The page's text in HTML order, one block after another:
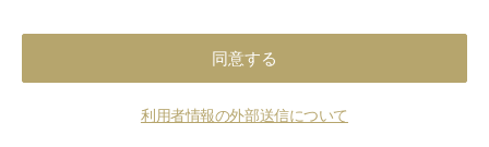
同意する
利用者情報の外部送信について
e-クリニック新宿院 リュウ副院長なら、目元整形全般が